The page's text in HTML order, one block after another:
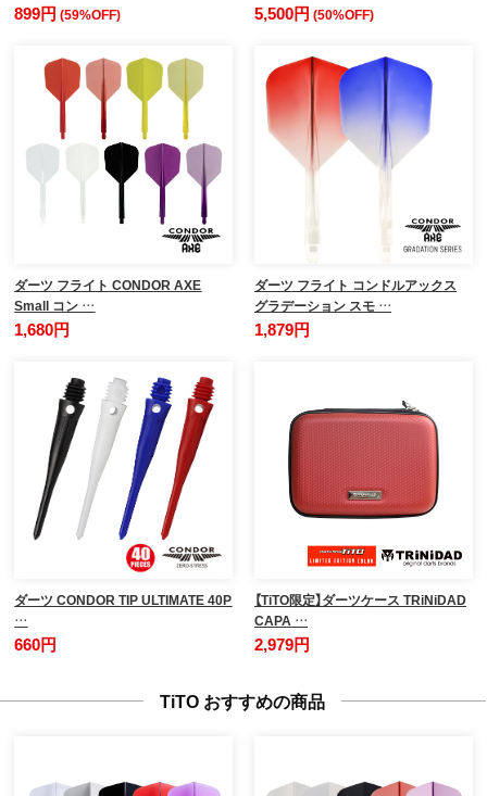
899円(59%OFF) 5,500円 (50%OFF)
ダーツ フライト CONDOR AXE
Small コン …
1,680円
ダーツ フライト コンドルアックス
グラデーション スモ …
1,879円
ダーツ CONDOR TIP ULTIMATE 40P
…
660円
【TiTO限定】ダーツケース TRiNiDAD
CAPA …
2,979円
TiTO おすすめの商品